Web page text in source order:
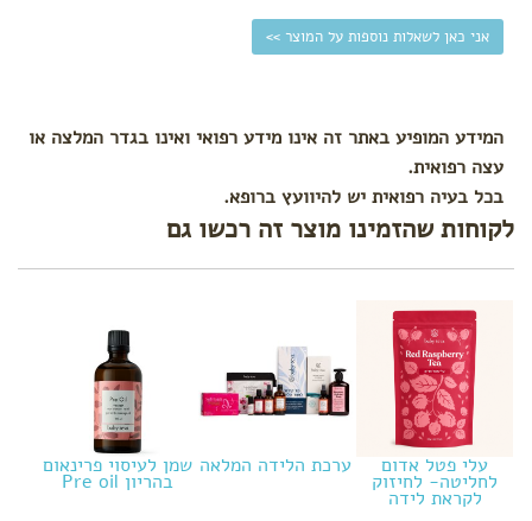
אני כאן לשאלות נוספות על המוצר >>
המידע המופיע באתר זה אינו מידע רפואי ואינו בגדר המלצה או
עצה רפואית.
בכל בעיה רפואית יש להיוועץ ברופא.
לקוחות שהזמינו מוצר זה רכשו גם
עלי פטל אדום
לחליטה- לחיזוק
לקראת לידה
ערכת הלידה המלאה שמן לעיסוי פרינאום
בהריון Pre oil